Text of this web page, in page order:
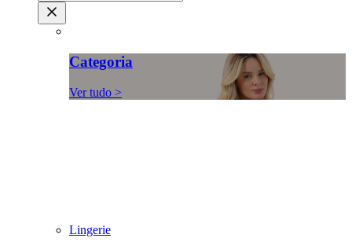
Categoria
Ver tudo >
Lingerie